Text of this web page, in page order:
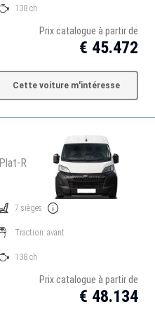
138 ch
Prix catalogue à partir de
€ 45.472
Cette voiture m'intéresse
R
7 sièges
Traction: avant
138 ch
Prix catalogue à partir de
€ 48.134